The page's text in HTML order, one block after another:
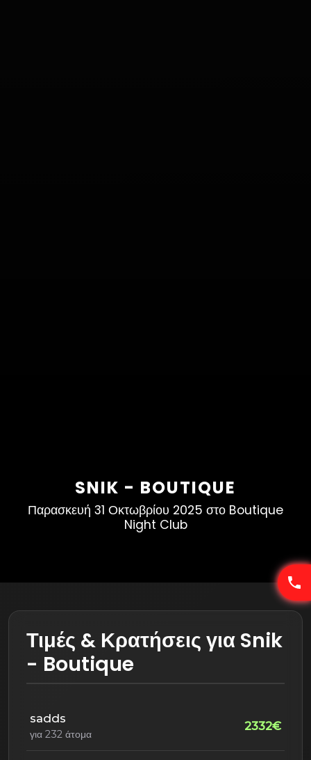
SNIK - BOUTIQUE
Παρασκευή 31 Οκτωβρίου 2025 στο Boutique
Night Club
Τιμές & Κρατήσεις για Snik
- Boutique
sadds
για 232 άτομα
2332€